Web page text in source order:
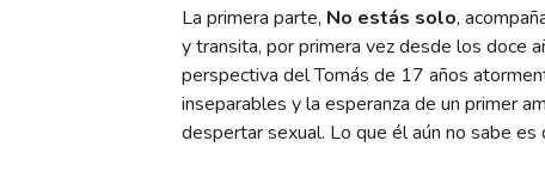
La primera parte, No estás solo,
y transita, por primera vez desde los doce
perspectiva del Tomás de 17 años
inseparables y la esperanza de un primer
despertar sexual. Lo que él aún no sabe es